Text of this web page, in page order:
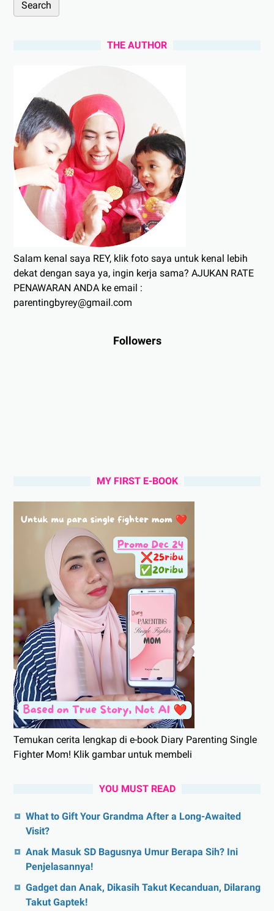
THE AUTHOR
Salam kenal saya REY, klik foto saya untuk kenal lebih
dekat dengan saya ya, ingin kerja sama? AJUKAN RATE
PENAWARAN ANDA ke email :
parentingbyrey@gmail.com
Followers
MY FIRST E-BOOK
Temukan cerita lengkap di e-book Diary Parenting Single
Fighter Mom! Klik gambar untuk membeli
YOU MUST READ
What to Gift Your Grandma After a Long-Awaited
Visit?
Anak Masuk SD Bagusnya Umur Berapa Sih? Ini
Penjelasannya!
Gadget dan Anak, Dikasih Takut Kecanduan, Dilarang
Takut Gaptek!